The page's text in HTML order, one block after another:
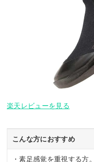
楽天レビューを見る
こんな方におすすめ
・素足感覚を重視する方。